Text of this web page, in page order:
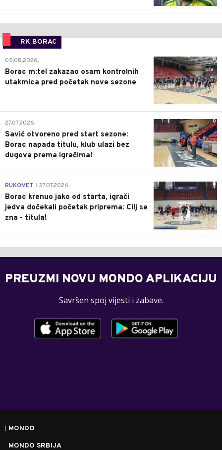
RK BORAC
0
05.08.2026.
Borac m:tel zakazao osam kontrolnih
utakmica pred početak nove sezone
0
27.07.2026.
Savić otvoreno pred start sezone:
Borac napada titulu, klub ulazi bez
dugova prema igračima!
0
RUKOMET 27.07.2026.
Borac krenuo jako od starta, igrači
jedva dočekali početak priprema: Cilj se
zna - titula!
PREUZMI NOVU MONDO APLIKACIJU
Savršen spoj vijesti i zabave.
MONDO
MONDO SRBIJA